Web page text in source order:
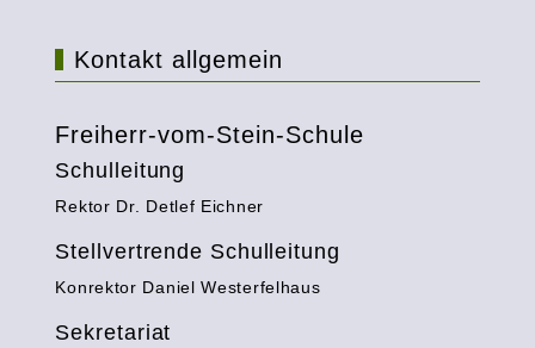
Kontakt allgemein
Freiherr-vom-Stein-Schule
Schulleitung
Rektor Dr. Detlef Eichner
Stellvertrende Schulleitung
Konrektor Daniel Westerfelhaus
Sekretariat